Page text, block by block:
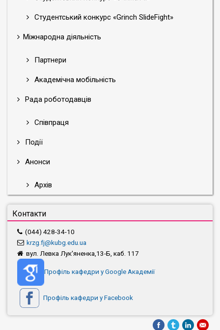
Студентський конкурс «Grinch SlideFight»
Міжнародна діяльність
Партнери
Академічна мобільність
Рада роботодавців
Співпраця
Події
Анонси
Архів
Контакти
(044) 428-34-10
krzg.fj@kubg.edu.ua
вул. Левка Лук'яненка,13-Б, каб. 117
Профіль кафедри у Google Академії
Профіль кафедри у Facebook